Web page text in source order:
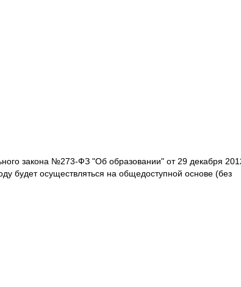
закона №273-ФЗ "Об образовании" от 29 декабря
будет осуществляться на общедоступной основе (без